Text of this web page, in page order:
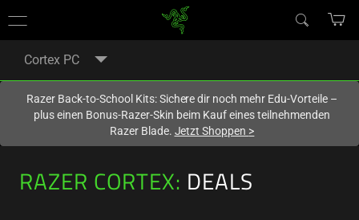
Du befindest dich aktuell auf der Website von
Cortex PC
Razer Back-to-School Kits: Sichere dir noch mehr Edu-Vorteile –
plus einen Bonus-Razer-Skin beim Kauf eines teilnehmenden
Razer Blade. Jetzt Shoppen >
RAZER CORTEX: DEALS